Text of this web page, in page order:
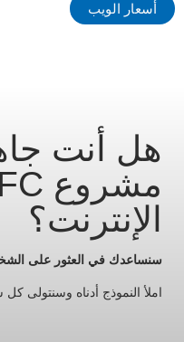
أسعار الويب
هل أنت
الإنترنت؟
سنساعدك في العثور على
املأ النموذج أدناه وسنتولى